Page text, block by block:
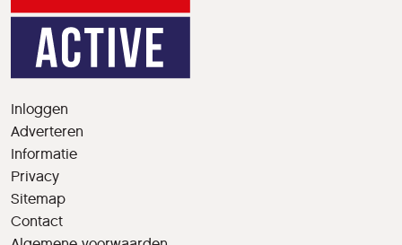
Inloggen
Adverteren
Informatie
Privacy
Sitemap
Contact